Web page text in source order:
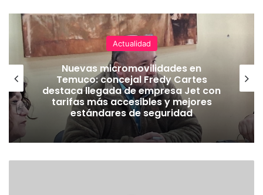
Actualidad
Nuevas micromovilidades en
Temuco: concejal Fredy Cartes
destaca llegada de empresa Jet con
tarifas más accesibles y mejores
estándares de seguridad